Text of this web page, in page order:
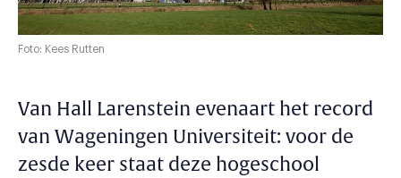
Foto: Kees Rutten
Van Hall Larenstein evenaart het record
van Wageningen Universiteit: voor de
zesde keer staat deze hogeschool